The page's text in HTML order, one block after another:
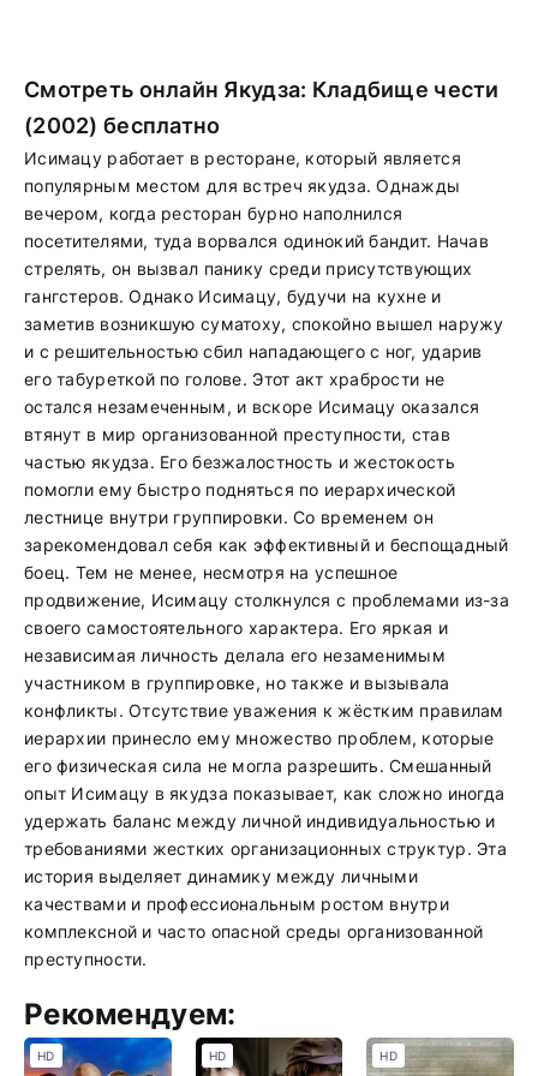
Смотреть онлайн Якудза: Кладбище чести
(2002) бесплатно
Исимацу работает в ресторане, который является
популярным местом для встреч якудза. Однажды
вечером, когда ресторан бурно наполнился
посетителями, туда ворвался одинокий бандит. Начав
стрелять, он вызвал панику среди присутствующих
гангстеров. Однако Исимацу, будучи на кухне и
заметив возникшую суматоху, спокойно вышел наружу
и с решительностью сбил нападающего с ног, ударив
его табуреткой по голове. Этот акт храбрости не
остался незамеченным, и вскоре Исимацу оказался
втянут в мир организованной преступности, став
частью якудза. Его безжалостность и жестокость
помогли ему быстро подняться по иерархической
лестнице внутри группировки. Со временем он
зарекомендовал себя как эффективный и беспощадный
боец. Тем не менее, несмотря на успешное
продвижение, Исимацу столкнулся с проблемами из-за
своего самостоятельного характера. Его яркая и
независимая личность делала его незаменимым
участником в группировке, но также и вызывала
конфликты. Отсутствие уважения к жёстким правилам
иерархии принесло ему множество проблем, которые
его физическая сила не могла разрешить. Смешанный
опыт Исимацу в якудза показывает, как сложно иногда
удержать баланс между личной индивидуальностью и
требованиями жестких организационных структур. Эта
история выделяет динамику между личными
качествами и профессиональным ростом внутри
комплексной и часто опасной среды организованной
преступности.
Рекомендуем:
HD HD HD